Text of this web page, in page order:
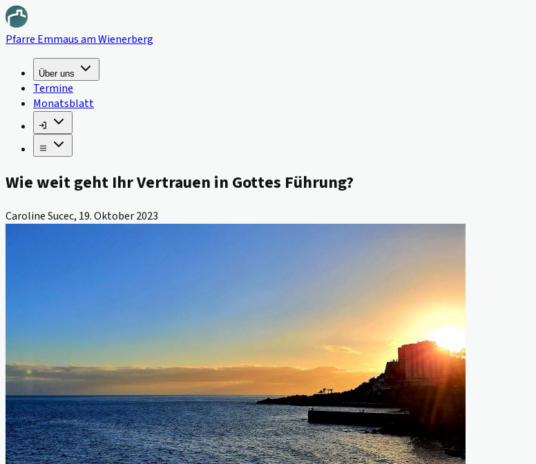
Pfarre Emmaus am Wienerberg
Über uns
Termine
Monatsblatt
Wie weit geht Ihr Vertrauen in Gottes Führung?
Caroline Sucec, 19. Oktober 2023